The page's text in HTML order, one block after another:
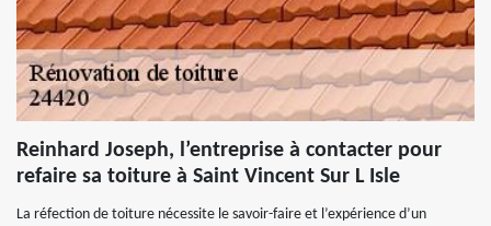
Reinhard Joseph, l’entreprise à contacter pour
refaire sa toiture à Saint Vincent Sur L Isle
La réfection de toiture nécessite le savoir-faire et l’expérience d’un